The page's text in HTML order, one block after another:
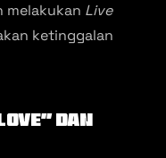
melakukan Live
ketinggalan
” dan